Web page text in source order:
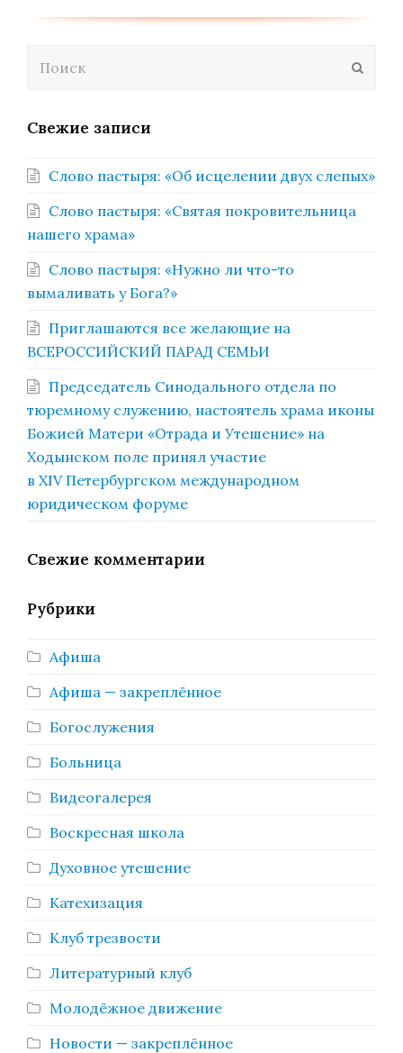
Свежие записи
Слово пастыря: «Об исцелении двух слепых»
Слово пастыря: «Святая покровительница
нашего храма»
Слово пастыря: «Нужно ли что-то
вымаливать у Бога?»
Приглашаются все желающие на
ВСЕРОССИЙСКИЙ ПАРАД СЕМЬИ
Председатель Синодального отдела по
тюремному служению, настоятель храма иконы
Божией Матери «Отрада и Утешение» на
Ходынском поле принял участие
в XIV Петербургском международном
юридическом форуме
Свежие комментарии
Рубрики
Афиша
Афиша — закреплённое
Богослужения
Больница
Видеогалерея
Воскресная школа
Духовное утешение
Катехизация
Клуб трезвости
Литературный клуб
Молодёжное движение
Новости — закреплённое